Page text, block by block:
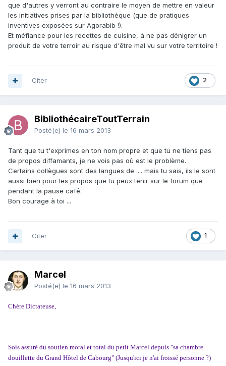
que d'autres y verront au contraire le moyen de mettre en valeur
les initiatives prises par la bibliothèque (que de pratiques
inventives exposées sur Agorabib !).
Et méfiance pour les recettes de cuisine, à ne pas dénigrer un
produit de votre terroir au risque d'être mal vu sur votre territoire !
2
Citer
BibliothécaireToutTerrain
Posté(e) le 16 mars 2013
Tant que tu t'exprimes en ton nom propre et que tu ne tiens pas
de propos diffamants, je ne vois pas où est le problème.
Certains collègues sont des langues de .... mais tu sais, ils le sont
aussi bien pour les propos que tu peux tenir sur le forum que
pendant la pause café.
Bon courage à toi ...
1
Citer
Marcel
Posté(e) le 16 mars 2013
Chère Dictateuse,
Sois assuré du soutien moral et total du petit Marcel depuis "sa chambre
douillette du Grand Hôtel de Cabourg" (Jusqu'ici je n'ai froissé personne ?)